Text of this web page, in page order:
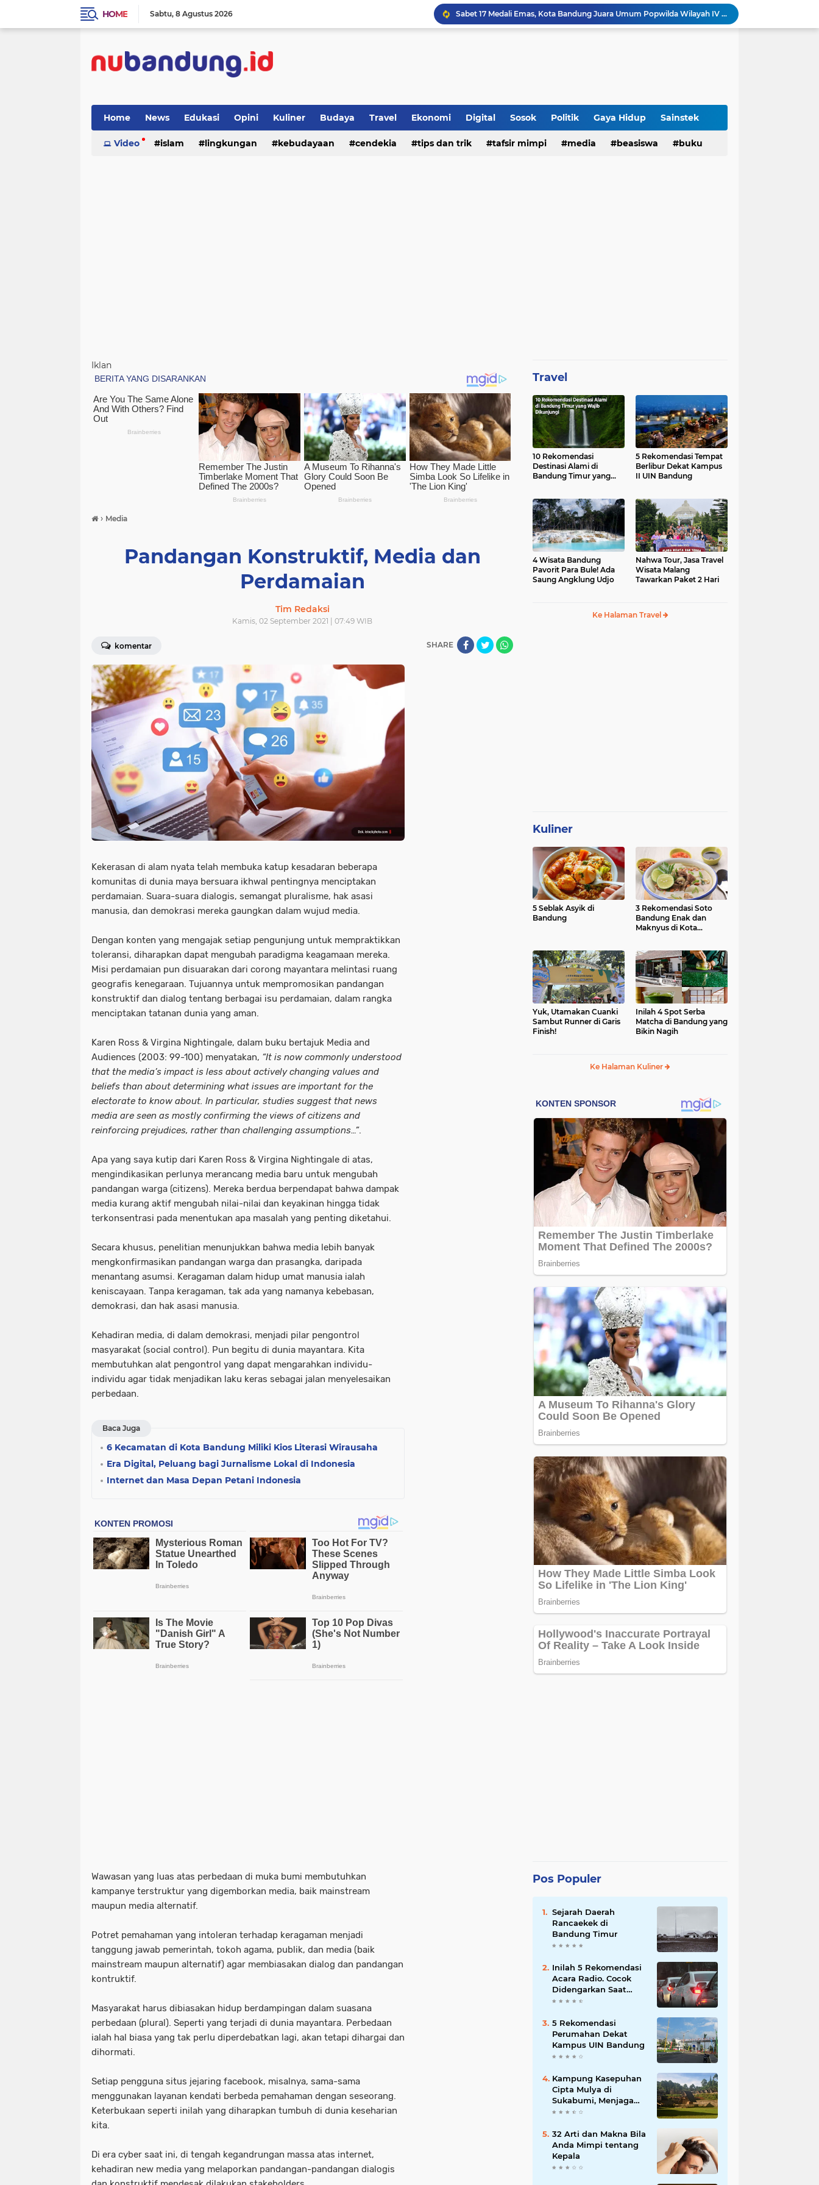
HOME Sabtu 8 Agustus 2026
Sabet 17 Medali Emas, Kota Bandung Juara Umum Popwilda Wilayah IV Jabar 2026
Jalan Redup Agama: Catatan untuk Munas-Kobes NU
Opini dan Hukum
Sinergi Kemenag RI–UIN Bandung Perkuat Moderasi Beragama di Kalangan Mahasiswa
Islam dan Barat
Home News Edukasi Opini Kuliner Budaya Travel Ekonomi Digital Sosok Politik Gaya Hidup Sainstek
Video islam lingkungan kebudayaan cendekia tips dan trik tafsir mimpi media beasiswa buku
Iklan
› Media
Pandangan Konstruktif, Media dan
Perdamaian
Tim Redaksi
Kamis, 02 September 2021 | 07:49 WIB
komentar SHARE
Kekerasan di alam nyata telah membuka katup kesadaran beberapa
komunitas di dunia maya bersuara ikhwal pentingnya menciptakan
perdamaian. Suara-suara dialogis, semangat pluralisme, hak asasi
manusia, dan demokrasi mereka gaungkan dalam wujud media.
Dengan konten yang mengajak setiap pengunjung untuk mempraktikkan
toleransi, diharapkan dapat mengubah paradigma keagamaan mereka.
Misi perdamaian pun disuarakan dari corong mayantara melintasi ruang
geografis kenegaraan. Tujuannya untuk mempromosikan pandangan
konstruktif dan dialog tentang berbagai isu perdamaian, dalam rangka
menciptakan tatanan dunia yang aman.
Karen Ross & Virgina Nightingale, dalam buku bertajuk Media and
Audiences (2003: 99-100) menyatakan, “It is now commonly understood
that the media’s impact is less about actively changing values and
beliefs than about determining what issues are important for the
electorate to know about. In particular, studies suggest that news
media are seen as mostly confirming the views of citizens and
reinforcing prejudices, rather than challenging assumptions…”.
Apa yang saya kutip dari Karen Ross & Virgina Nightingale di atas,
mengindikasikan perlunya merancang media baru untuk mengubah
pandangan warga (citizens). Mereka berdua berpendapat bahwa dampak
media kurang aktif mengubah nilai-nilai dan keyakinan hingga tidak
terkonsentrasi pada menentukan apa masalah yang penting diketahui.
Secara khusus, penelitian menunjukkan bahwa media lebih banyak
mengkonfirmasikan pandangan warga dan prasangka, daripada
menantang asumsi. Keragaman dalam hidup umat manusia ialah
keniscayaan. Tanpa keragaman, tak ada yang namanya kebebasan,
demokrasi, dan hak asasi manusia.
Kehadiran media, di dalam demokrasi, menjadi pilar pengontrol
masyarakat (social control). Pun begitu di dunia mayantara. Kita
membutuhkan alat pengontrol yang dapat mengarahkan individu-
individu agar tidak menjadikan laku keras sebagai jalan menyelesaikan
perbedaan.
Baca Juga
6 Kecamatan di Kota Bandung Miliki Kios Literasi Wirausaha
Era Digital, Peluang bagi Jurnalisme Lokal di Indonesia
Internet dan Masa Depan Petani Indonesia
Wawasan yang luas atas perbedaan di muka bumi membutuhkan
kampanye terstruktur yang digemborkan media, baik mainstream
maupun media alternatif.
Potret pemahaman yang intoleran terhadap keragaman menjadi
tanggung jawab pemerintah, tokoh agama, publik, dan media (baik
mainstream maupun alternatif) agar membiasakan dialog dan pandangan
kontruktif.
Masyarakat harus dibiasakan hidup berdampingan dalam suasana
perbedaan (plural). Seperti yang terjadi di dunia mayantara. Perbedaan
ialah hal biasa yang tak perlu diperdebatkan lagi, akan tetapi dihargai dan
dihormati.
Setiap pengguna situs jejaring facebook, misalnya, sama-sama
menggunakan layanan kendati berbeda pemahaman dengan seseorang.
Keterbukaan seperti inilah yang diharapkan tumbuh di dunia keseharian
kita.
Di era cyber saat ini, di tengah kegandrungan massa atas internet,
kehadiran new media yang melaporkan pandangan-pandangan dialogis
Travel
10 Rekomendasi
Destinasi Alami di
Bandung Timur yang
5 Rekomendasi Tempat
Berlibur Dekat Kampus
II UIN Bandung
4 Wisata Bandung
Pavorit Para Bule! Ada
Saung Angklung Udjo
Nahwa Tour, Jasa Travel
Wisata Malang
Tawarkan Paket 2 Hari
Ke Halaman Travel
Kuliner
5 Seblak Asyik di
Bandung
3 Rekomendasi Soto
Bandung Enak dan
Maknyus di Kota
Yuk, Utamakan Cuanki
Sambut Runner di Garis
Finish!
Inilah 4 Spot Serba
Matcha di Bandung yang
Bikin Nagih
Ke Halaman Kuliner
Pos Populer
Sejarah Daerah
Rancaekek di
Bandung Timur
Inilah 5 Rekomendasi
Acara Radio. Cocok
Didengarkan Saat
Macet
5 Rekomendasi
Perumahan Dekat
Kampus UIN Bandung
Kampung Kasepuhan
Cipta Mulya di
Sukabumi, Menjaga
Alam dengan Tradisi
32 Arti dan Makna Bila
Anda Mimpi tentang
Kepala